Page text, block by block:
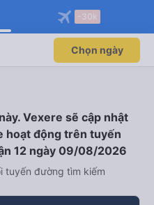
-30k
Chọn ngày
Vexere sẽ cập nhật
hoạt động trên tuyến
12 ngày 09/08/2026
tuyến đường tìm kiếm